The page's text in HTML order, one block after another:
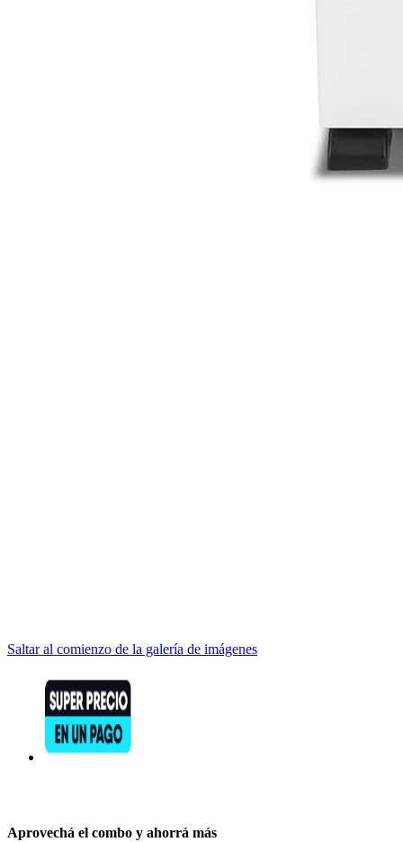
Saltar al comienzo de la galería de imágenes
Aprovechá el combo y ahorrá más